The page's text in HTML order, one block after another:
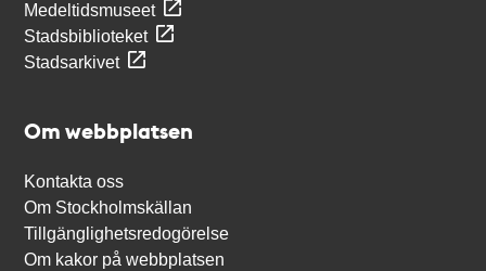
Medeltidsmuseet
Stadsbiblioteket
Stadsarkivet
Om webbplatsen
Kontakta oss
Om Stockholmskällan
Tillgänglighetsredogörelse
Om kakor på webbplatsen